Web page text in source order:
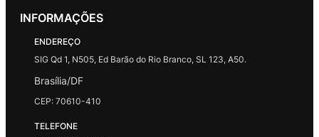
INFORMAÇÕES
ENDEREÇO
SIG Qd 1, N505, Ed Barão do Rio Branco, SL 123, A50.
Brasília/DF
CEP: 70610-410
TELEFONE